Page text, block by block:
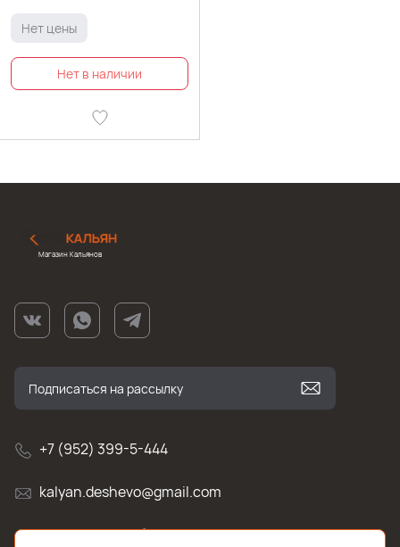
Нет цены
Магазин Кальянов
+7 (952) 399-5-444
kalyan.deshevo@gmail.com
г. Санкт-Петербург, улица Белы Куна , д.2к1